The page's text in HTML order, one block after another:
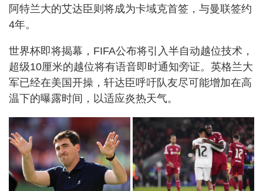
阿特兰大的艾达臣则将成为卡域克首签，与曼联签约
4年。
世界杯即将揭幕，FIFA公布将引入半自动越位技术，
超级10厘米的越位将有语音即时通知旁证。英格兰大
军已经在美国开操，轩达臣呼吁队友尽可能增加在高
温下的曝露时间，以适应炎热天气。